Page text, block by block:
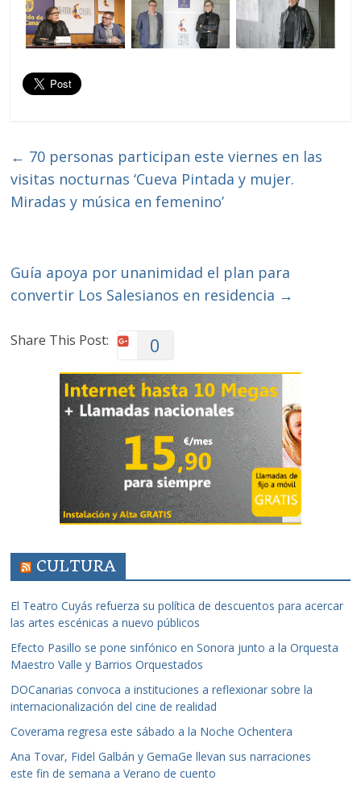
← 70 personas participan este viernes en las
visitas nocturnas ‘Cueva Pintada y mujer.
Miradas y música en femenino’
Guía apoya por unanimidad el plan para
convertir Los Salesianos en residencia →
Share This Post: 0
CULTURA
El Teatro Cuyás refuerza su política de descuentos para acercar
las artes escénicas a nuevo públicos
Efecto Pasillo se pone sinfónico en Sonora junto a la Orquesta
Maestro Valle y Barrios Orquestados
DOCanarias convoca a instituciones a reflexionar sobre la
internacionalización del cine de realidad
Coverama regresa este sábado a la Noche Ochentera
Ana Tovar, Fidel Galbán y GemaGe llevan sus narraciones
este fin de semana a Verano de cuento